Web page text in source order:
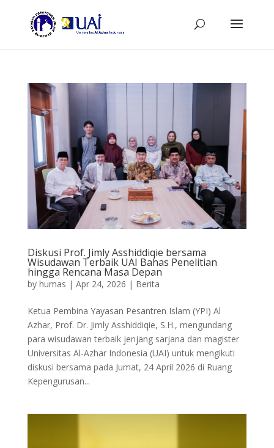
Diskusi Prof. Jimly Asshiddiqie bersama
Wisudawan Terbaik UAI Bahas Penelitian
hingga Rencana Masa Depan
by humas | Apr 24, 2026 | Berita
Ketua Pembina Yayasan Pesantren Islam (YPI) Al
Azhar, Prof. Dr. Jimly Asshiddiqie, S.H., mengundang
para wisudawan terbaik jenjang sarjana dan magister
Universitas Al-Azhar Indonesia (UAI) untuk mengikuti
diskusi bersama pada Jumat, 24 April 2026 di Ruang
Kepengurusan...